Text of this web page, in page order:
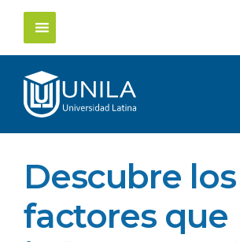
Saltar
contenido
Descubre los
factores que